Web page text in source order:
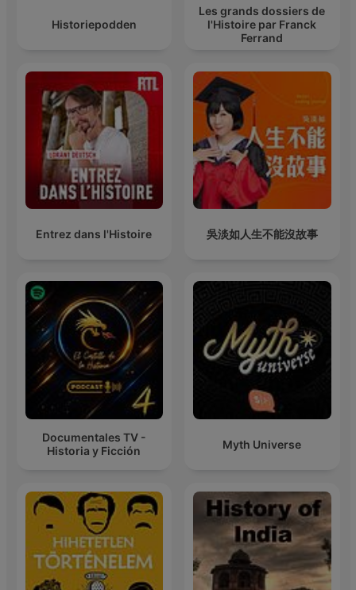
Historiepodden
Les grands dossiers de
l'Histoire par Franck
Ferrand
Entrez dans l'Histoire 吳淡如人生不能沒故事
Documentales TV -
Historia y Ficción
Myth Universe